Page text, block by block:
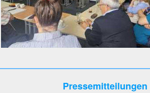
Pressemitteilungen